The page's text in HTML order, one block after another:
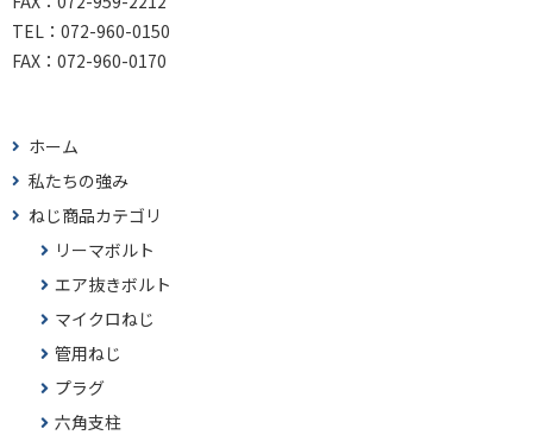
TEL： 072-960-0150
FAX： 072-960-0170
ホーム
私たちの強み
ねじ商品カテゴリ
リーマボルト
エア抜きボルト
マイクロねじ
管用ねじ
プラグ
六角支柱